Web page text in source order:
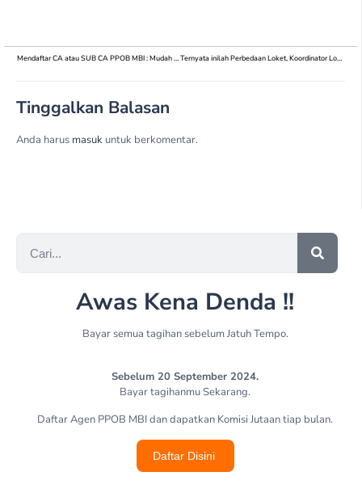
Mendaftar CA atau SUB CA PPOB MBI : Mudah dan Cepat Ternyata inilah Perbedaan Loket, Koordinator Loket, Sub CA dan CA dalam PPOB
Tinggalkan Balasan
Anda harus masuk untuk berkomentar.
Awas Kena Denda !!
Bayar semua tagihan sebelum Jatuh Tempo.
Sebelum 20 September 2024.
Bayar tagihanmu Sekarang.
Daftar Agen PPOB MBI dan dapatkan Komisi Jutaan tiap bulan.
Daftar Disini